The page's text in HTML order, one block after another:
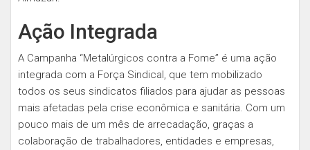
Ação Integrada
A Campanha “Metalúrgicos contra a Fome” é uma ação
integrada com a Força Sindical, que tem mobilizado
todos os seus sindicatos filiados para ajudar as pessoas
mais afetadas pela crise econômica e sanitária. Com um
pouco mais de um mês de arrecadação, graças a
colaboração de trabalhadores, entidades e empresas,